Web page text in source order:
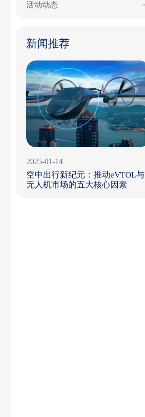
活动动态
新闻推荐
2025-01-14
空中出行新纪元：推动eVTOL与
无人机市场的五大核心因素